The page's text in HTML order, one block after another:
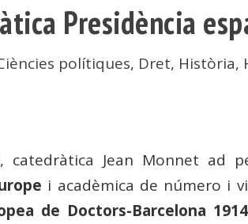
Presidència
polítiques, Dret, Història,
, catedràtica Jean Monnet ad
i acadèmica de número i
de Doctors-Barcelona 1914